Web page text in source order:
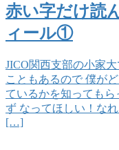
赤い字だけ読
ィール①
JICO関西支部の小家
こともあるので 僕が
ているかを知っても
ず なってほしい！な
[…]